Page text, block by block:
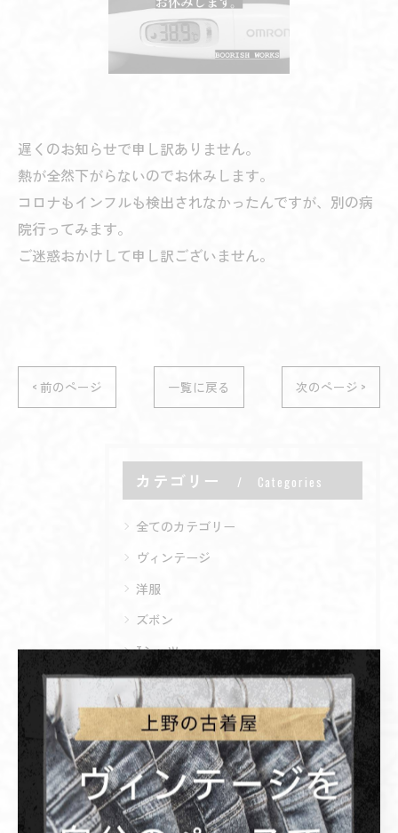
遅くのお知らせで申し訳ありません。
熱が全然下がらないのでお休みします。
コロナもインフルも検出されなかったんですが、別の病
院行ってみます。
ご迷惑おかけして申し訳ございません。
< 前のページ 一覧に戻る 次のページ >
カテゴリー Categories
全てのカテゴリー
ヴィンテージ
洋服
ズボン
Tシャツ
バイク
最近の投稿 Recent Posts